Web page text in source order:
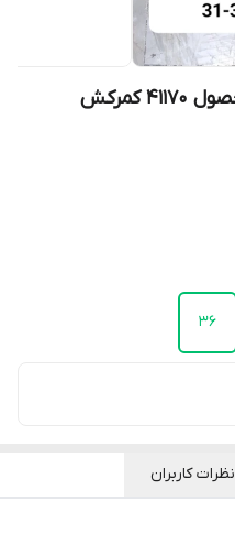
شلوار لی مردانه مام بگ کد محصول 41170 کمرکش
36
نظرات کاربران